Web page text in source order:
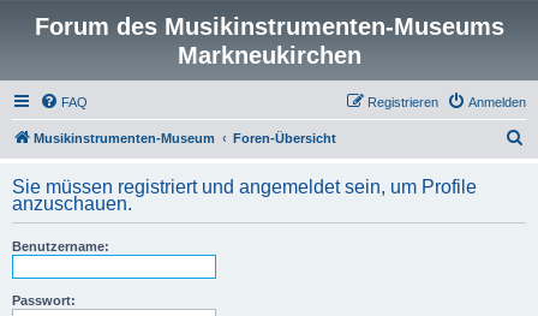
Forum des Musikinstrumenten-Museums
Markneukirchen
FAQ Anmelden
Registrieren
Musikinstrumenten-Museum Foren-Übersicht
h
Sie müssen registriert und angemeldet sein, um Profile
anzuschauen.
Benutzername:
Passwort: